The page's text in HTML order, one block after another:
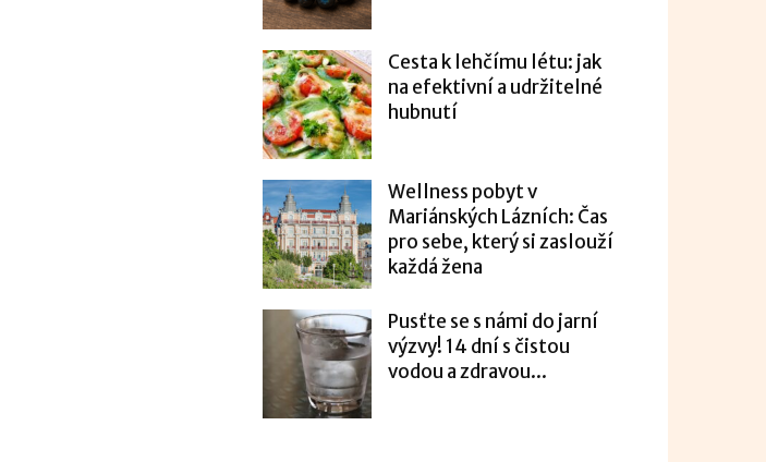
Cesta k lehčímu létu: jak
na efektivní a udržitelné
hubnutí
Wellness pobyt v
Mariánských Lázních: Čas
pro sebe, který si zaslouží
každá žena
Pusťte se s námi do jarní
výzvy! 14 dní s čistou
vodou a zdravou...